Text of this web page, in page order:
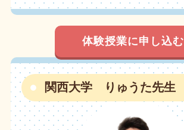
体験授業に申し込む
関西大学 りゅうた先生